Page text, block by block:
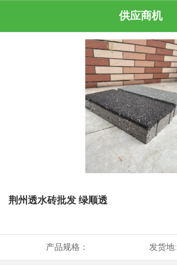
供应商机
荆州透水砖批发 绿顺透
产品规格： 发货地: